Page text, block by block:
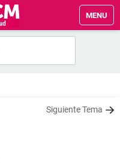
MENU
Siguiente Tema